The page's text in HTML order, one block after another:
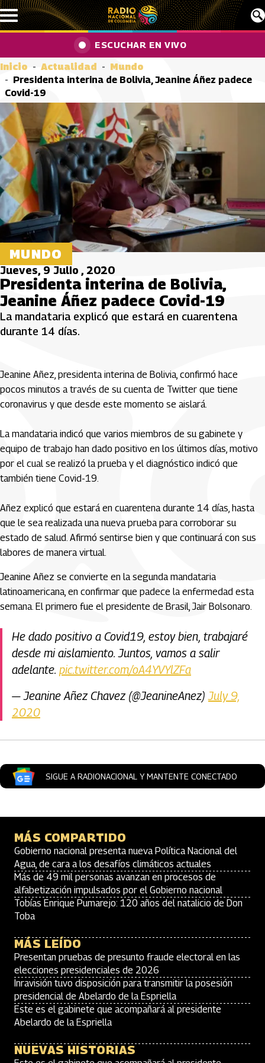
Pasar al contenido principal
ESCUCHAR EN VIVO
Inicio Actualidad
Mundo
Presidenta interina de Bolivia, Jeanine Áñez padece
Covid-19
MUNDO
Jueves, 9 Julio , 2020
Presidenta interina de Bolivia,
Jeanine Áñez padece Covid-19
La mandataria explicó que estará en cuarentena
durante 14 días.
Jeanine Añez, presidenta interina de Bolivia, confirmó hace
pocos minutos a través de su cuenta de Twitter que tiene
coronavirus y que desde este momento se aislará.
La mandataria indicó que varios miembros de su gabinete y
equipo de trabajo han dado positivo en los últimos días, motivo
por el cual se realizó la prueba y el diagnóstico indicó que
también tiene Covid-19.
Añez explicó que estará en cuarentena durante 14 días, hasta
que le sea realizada una nueva prueba para corroborar su
estado de salud. Afirmó sentirse bien y que continuará con sus
labores de manera virtual.
Jeanine Añez se convierte en la segunda mandataria
latinoamericana, en confirmar que padece la enfermedad esta
semana. El primero fue el presidente de Brasil, Jair Bolsonaro.
He dado positivo a Covid19, estoy bien, trabajaré
desde mi aislamiento. Juntos, vamos a salir
adelante. pic.twitter.com/oA4YVYlZFa
— Jeanine Añez Chavez (@JeanineAnez)July 9,
2020
SIGUE A RADIONACIONAL Y MANTENTE CONECTADO
MÁS COMPARTIDO
Gobierno nacional presenta nueva Política Nacional del
Agua, de cara a los desafíos climáticos actuales
Más de 49 mil personas avanzan en procesos de
alfabetización impulsados por el Gobierno nacional
Tobías Enrique Pumarejo: 120 años del natalicio de Don
Toba
MÁS LEÍDO
Presentan pruebas de presunto fraude electoral en las
elecciones presidenciales de 2026
Inravisión tuvo disposición para transmitir la posesión
presidencial de Abelardo de la Espriella
Este es el gabinete que acompañará al presidente
Abelardo de la Espriella
NUEVAS HISTORIAS